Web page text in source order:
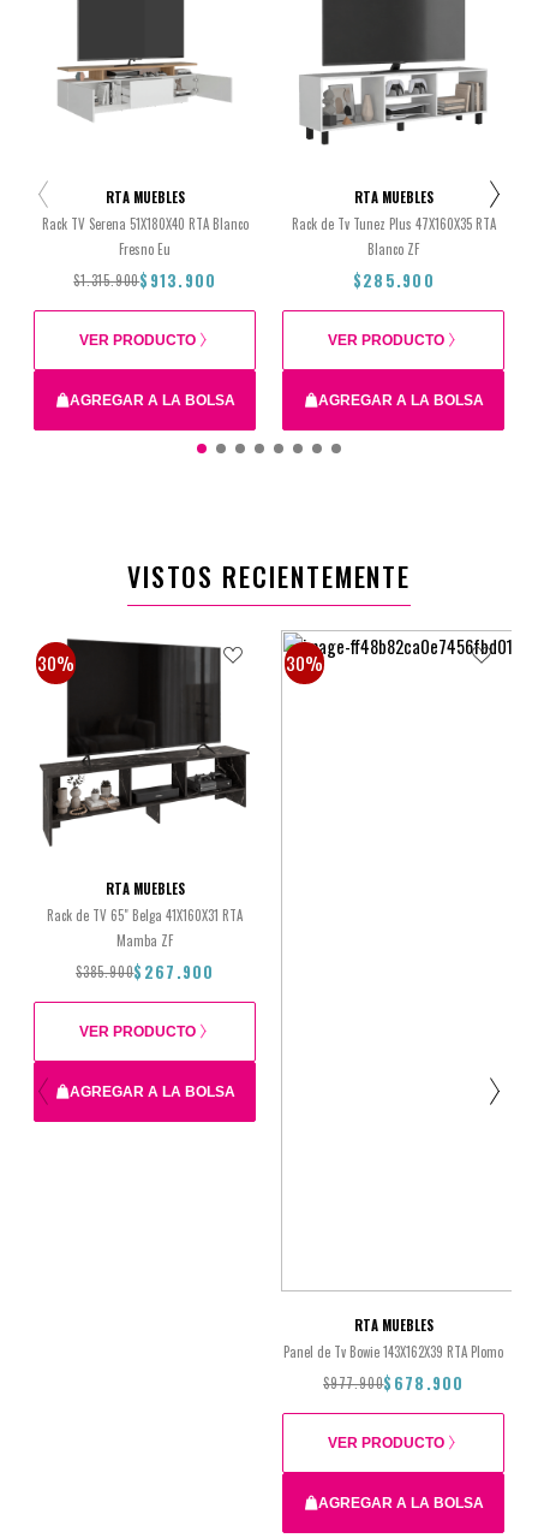
RTA MUEBLES
Rack TV Serena 51X180X40 RTA Blanco
Fresno Eu
$1.315.900$913.900
AGREGAR A LA BOLSA
VER PRODUCTO
RTA MUEBLES
Rack de Tv Tunez Plus 47X160X35 RTA
Blanco ZF
$285.900
AGREGAR A LA BOLSA
VER PRODUCTO
VISTOS RECIENTEMENTE
30%
RTA MUEBLES
Rack de TV 65" Belga 41X160X31 RTA
Mamba ZF
$385.900$267.900
AGREGAR A LA BOLSA
VER PRODUCTO
30%
RTA MUEBLES
Panel de Tv Bowie 143X162X39 RTA Plomo
$977.900$678.900
AGREGAR A LA BOLSA
VER PRODUCTO